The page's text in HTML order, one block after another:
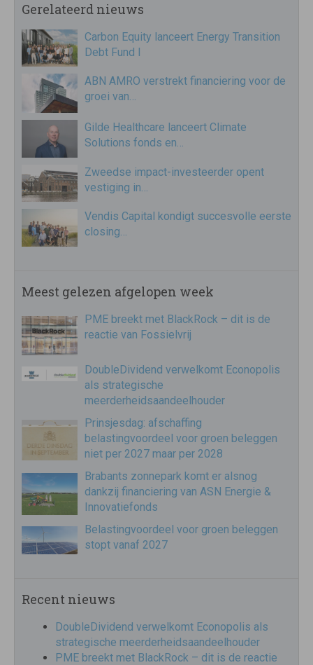
Gerelateerd nieuws
Carbon Equity lanceert Energy Transition
Debt Fund I
ABN AMRO verstrekt financiering voor de
groei van…
Gilde Healthcare lanceert Climate
Solutions fonds en…
Zweedse impact-investeerder opent
vestiging in…
Vendis Capital kondigt succesvolle eerste
closing…
Meest gelezen afgelopen week
PME breekt met BlackRock – dit is de
reactie van Fossielvrij
DoubleDividend verwelkomt Econopolis
als strategische
meerderheidsaandeelhouder
Prinsjesdag: afschaffing
belastingvoordeel voor groen beleggen
niet per 2027 maar per 2028
Brabants zonnepark komt er alsnog
dankzij financiering van ASN Energie &
Innovatiefonds
Belastingvoordeel voor groen beleggen
stopt vanaf 2027
Recent nieuws
DoubleDividend verwelkomt Econopolis als
strategische meerderheidsaandeelhouder
PME breekt met BlackRock – dit is de reactie